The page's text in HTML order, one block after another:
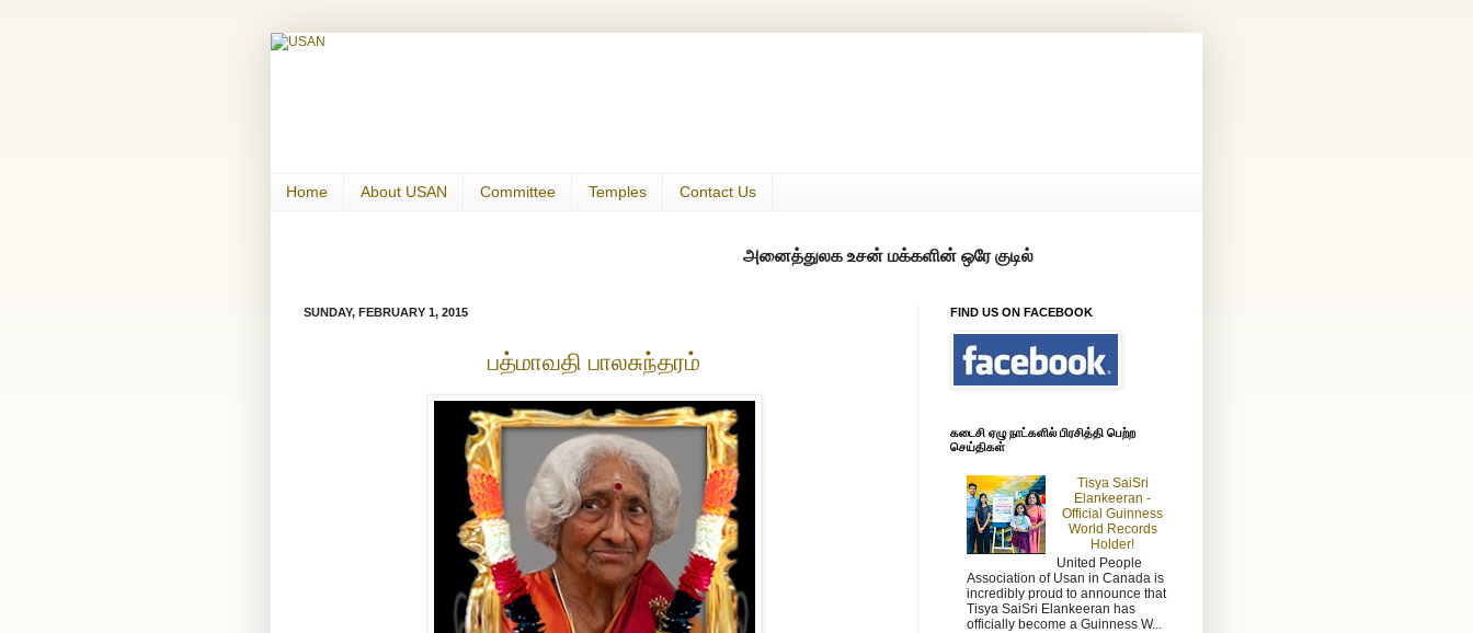
Home About USAN Committee Temples Contact Us
அனைத்துலக உசன் மக்களின் ஒரே குடில்
SUNDAY, FEBRUARY 1, 2015
பத்மாவதி பாலசுந்தரம்
FIND US ON FACEBOOK
கடைசி ஏழு நாட்களில் பிரசித்தி பெற்ற
செய்திகள்
Tisya SaiSri
Elankeeran -
Official Guinness
World Records
Holder!
United People
Association of Usan in Canada is
incredibly proud to announce that
Tisya SaiSri Elankeeran has
officially become a Guinness W...